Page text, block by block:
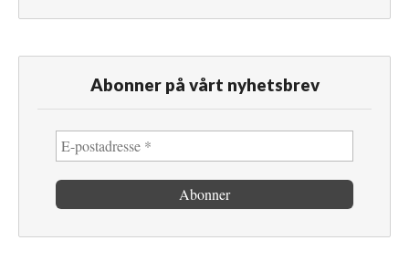
Abonner på vårt nyhetsbrev